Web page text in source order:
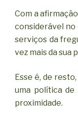
Com a
considerável
serviços da
vez mais da sua
Esse é, de
uma política de
proximidade.